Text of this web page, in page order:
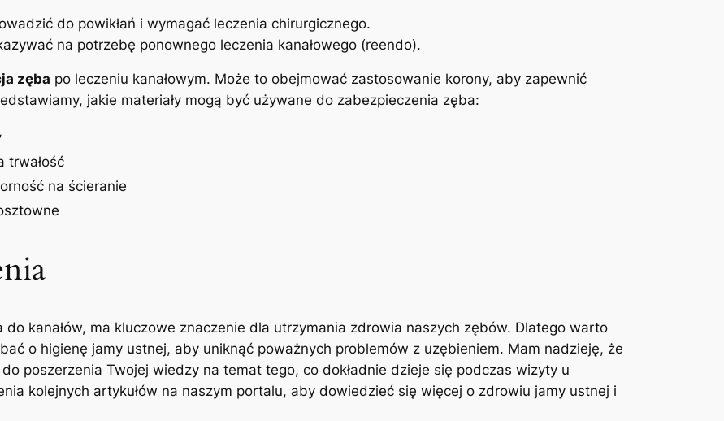
‌do powikłań i wymagać leczenia​ chirurgicznego.
⁢na ‍potrzebę ponownego ⁤leczenia kanałowego (reendo).
zęba po leczeniu kanałowym. Może to obejmować ‍zastosowanie korony, aby zapewnić
jakie ‌materiały ‍mogą być używane do zabezpieczenia⁤ zęba:
trwałość
na ścieranie
kanałów, ma kluczowe znaczenie dla utrzymania zdrowia naszych zębów. Dlatego warto
o higienę jamy ustnej,​ aby uniknąć poważnych problemów z uzębieniem. Mam nadzieję, że
do poszerzenia‍ Twojej ⁣wiedzy na temat tego, ​co dokładnie dzieje się podczas wizyty ⁣u
kolejnych artykułów na ⁢naszym portalu, aby⁢ dowiedzieć się więcej ‍o⁣ zdrowiu⁣ jamy ustnej i​